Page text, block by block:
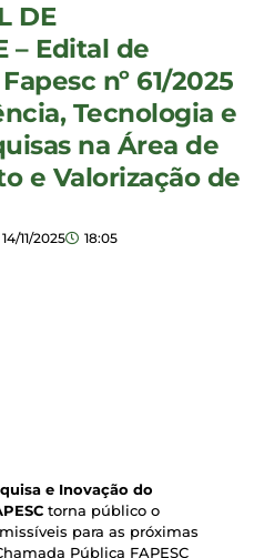
DE
– Edital de
nº 61/2025
Tecnologia e
na Área de
e Valorização de
14/11/2025 18:05
e Inovação do
torna público o
para as próximas
Pública FAPESC